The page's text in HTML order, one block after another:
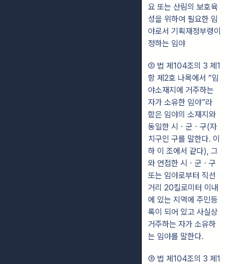
요 또는 산림의 보호육
성을 위하여 필요한 임
야로서 기획재정부령이
정하는 임야
② 법 제104조의 3 제1
항 제2호 나목에서 “임
야소재지에 거주하는
자가 소유한 임야”라
함은 임야의 소재지와
동일한 시ㆍ군ㆍ구(자
치구인 구를 말한다. 이
하 이 조에서 같다), 그
와 연접한 시ㆍ군ㆍ구
또는 임야로부터 직선
거리 20킬로미터 이내
에 있는 지역에 주민등
록이 되어 있고 사실상
거주하는 자가 소유하
는 임야를 말한다.
③ 법 제104조의 3 제1